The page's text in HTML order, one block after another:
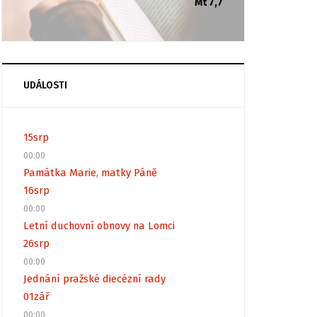
Mt 7,7
UDÁLOSTI
15srp
00:00
Památka Marie, matky Páně
16srp
00:00
Letní duchovní obnovy na Lomci
26srp
00:00
Jednání pražské diecézní rady
01zář
00:00